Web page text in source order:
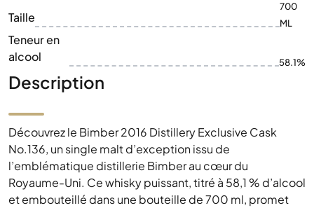
Taille
700
ML
Teneur en
alcool
58.1%
Description
Découvrez le Bimber 2016 Distillery Exclusive Cask
No.136, un single malt d’exception issu de
l’emblématique distillerie Bimber au cœur du
Royaume-Uni. Ce whisky puissant, titré à 58,1 % d’alcool
et embouteillé dans une bouteille de 700 ml, promet